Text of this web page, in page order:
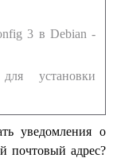
3 в Debian -
установки
уведомления о
почтовый адрес?